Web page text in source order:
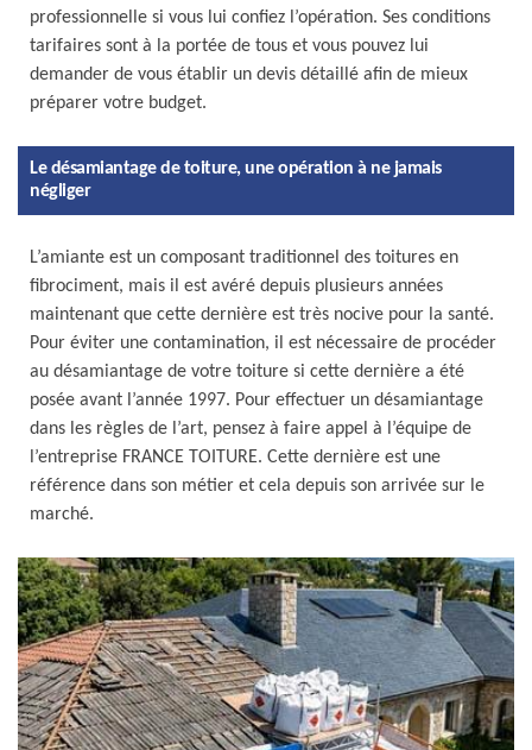
professionnelle si vous lui confiez l’opération. Ses conditions
tarifaires sont à la portée de tous et vous pouvez lui
demander de vous établir un devis détaillé afin de mieux
préparer votre budget.
Le désamiantage de toiture, une opération à ne jamais
négliger
L’amiante est un composant traditionnel des toitures en
fibrociment, mais il est avéré depuis plusieurs années
maintenant que cette dernière est très nocive pour la santé.
Pour éviter une contamination, il est nécessaire de procéder
au désamiantage de votre toiture si cette dernière a été
posée avant l’année 1997. Pour effectuer un désamiantage
dans les règles de l’art, pensez à faire appel à l’équipe de
l’entreprise FRANCE TOITURE. Cette dernière est une
référence dans son métier et cela depuis son arrivée sur le
marché.